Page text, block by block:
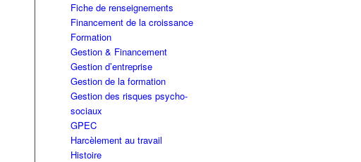
Fiche de renseignements
Financement de la croissance
Formation
Gestion & Financement
Gestion d’entreprise
Gestion de la formation
Gestion des risques psycho-
sociaux
GPEC
Harcèlement au travail
Histoire